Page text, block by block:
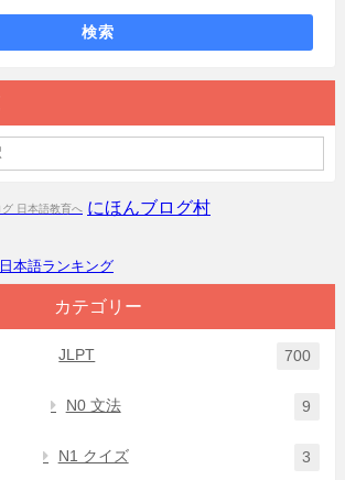
検索
にほんブログ村
日本語ランキング
カテゴリー
JLPT 700
N0 文法 9
N1 クイズ 3